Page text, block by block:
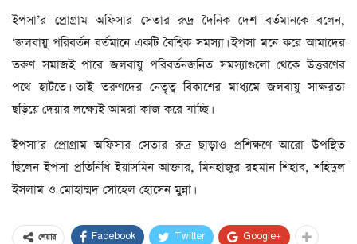
ইপসা’র প্রোগ্রাম অফিসার সেতার রুদ্র দৈনিক দেশ বর্তমানকে বলেন,
‘জলবায়ু পরিবর্তন বর্তমানে একটি বৈশ্বিক সমস্যা। ইপসা মনে করে আমাদের
তরুণ সমাজই পারে জলবায়ু পরিবর্তনজনিত সমস্যাগুলো থেকে উত্তরণের
পথে হাটতে। তাই তরুণদের নেতৃত্ব বিকাশের মাধ্যমে জলবায়ু সাক্ষরতা
ছড়িয়ে দেয়ার লক্ষ্যেই আমরা কাজ করে যাচ্ছি।
ইপসা’র প্রোগ্রাম অফিসার সেতার রুদ্র ছাড়াও প্রশিক্ষণে আরো উপস্থিত
ছিলেন ইপসা প্রতিনিধি ইয়াসমিন আক্তার, মিনহাজুর রহমান শিহাব, শহিদুল
ইসলাম ও মোহাম্মদ সোহেল হোসেন মুুন্না।
শেয়ার Facebook Twitter Google+